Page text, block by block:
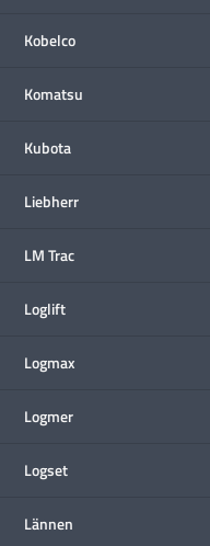
Kobelco
Komatsu
Kubota
Liebherr
LM Trac
Loglift
Logmax
Logmer
Logset
Lännen